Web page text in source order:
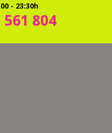
- 23:30h
561 804